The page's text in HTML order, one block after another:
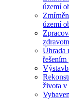
území
území
Úhrada
života v